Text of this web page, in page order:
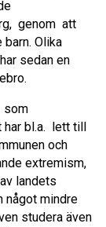
genom att
Olika
sedan en
som
har bl.a. lett till
och
extremism,
landets
något mindre
studera även